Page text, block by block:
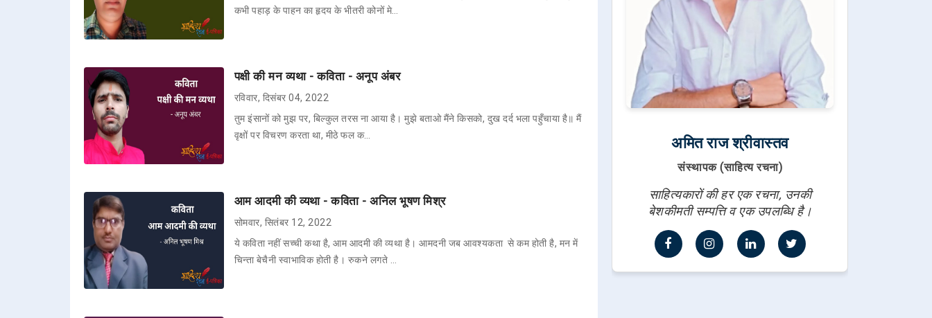
कभी पहाड़ के पाहन का हृदय के भीतरी कोनों मे…
पक्षी की मन व्यथा - कविता - अनूप अंबर
रविवार, दिसंबर 04, 2022
तुम इंसानों को मुझ पर, बिल्कुल तरस ना आया है। मुझे बताओ मैंने किसको, दुख दर्द भला पहुँचाया है॥ मैं
वृक्षों पर विचरण करता था, मीठे फल क…
आम आदमी की व्यथा - कविता - अनिल भूषण मिश्र
सोमवार, सितंबर 12, 2022
ये कविता नहीं सच्ची कथा है, आम आदमी की व्यथा है। आमदनी जब आवश्यकता से कम होती है, मन में
चिन्ता बेचैनी स्वाभाविक होती है। रुकने लगते …
अमित राज श्रीवास्तव
संस्थापक (साहित्य रचना)
साहित्यकारों की हर एक रचना, उनकी
बेशकीमती सम्पत्ति व एक उपलब्धि है।